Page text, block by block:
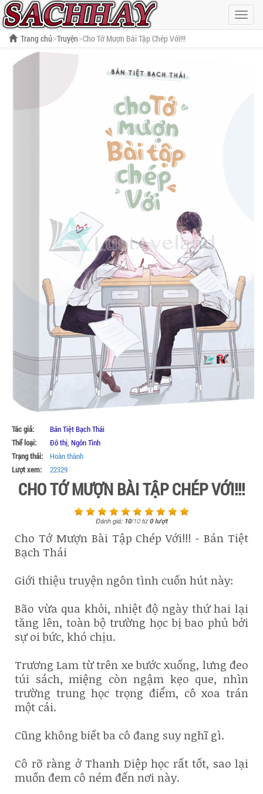
Hiện
menu
Trang chủ Truyện Cho Tớ Mượn Bài Tập Chép Với!!!
Tác giả:
Bán Tiệt Bạch Thái
Thể loại:
Đô thị, Ngôn Tình
Trạng thái:
Hoàn thành
Lượt xem:
22329
CHO TỚ MƯỢN BÀI TẬP CHÉP VỚI!!!
Đánh giá: 10/10từ0lượt
Cho Tớ Mượn Bài Tập Chép Với!!! - Bán Tiệt
Bạch Thái
Giới thiệu truyện ngôn tình cuốn hút này:
Bão vừa qua khỏi, nhiệt độ ngày thứ hai lại
tăng lên, toàn bộ trường học bị bao phủ bởi
sự oi bức, khó chịu.
Trương Lam từ trên xe bước xuống, lưng đeo
túi sách, miệng còn ngậm kẹo que, nhìn
trường trung học trọng điểm, cô xoa trán
một cái.
Cũng không biết ba cô đang suy nghĩ gì.
Cô rõ ràng ở Thanh Diệp học rất tốt, sao lại
muốn đem cô ném đến nơi này.